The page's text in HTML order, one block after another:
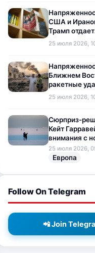
США и
Трамп отдает
дипломатии
25 июля 2026,
Ближнем
ракетные
по
загоняют
25 июля 2026,
Сюрприз-
Кейт
внимания с
любовным
приключением
25 июля 2026,
Европа
Follow On Telegram
📲 Join